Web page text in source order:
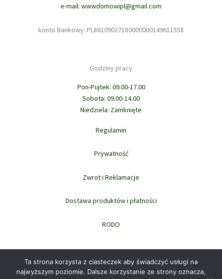
e-mail: wwwdomowipl@gmail.com
konto Bankowy: PL86109027180000000149611558
Godziny pracy
Pon-Piątek: 09.00-17.00
Sobota: 09.00-14.00
Niedziela: Zamknięte
Regulamin
Prywatność
Zwrot i Reklamacje
Dostawa produktów i płatności
RODO
Ta strona korzysta z ciasteczek aby świadczyć usługi na
najwyższym poziomie. Dalsze korzystanie ze strony oznacza,